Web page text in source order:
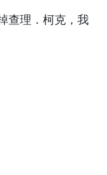
查理．柯克，我